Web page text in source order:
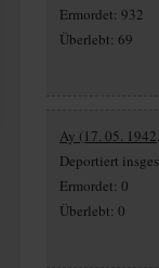
Ermordet: 932
Überlebt: 69
Ay (17. 05.
Deportiert
Ermordet: 0
Überlebt: 0